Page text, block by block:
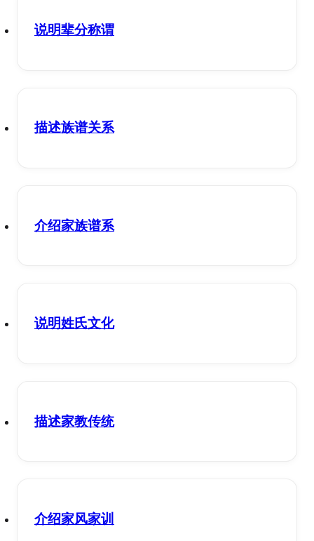
说明辈分称谓
描述族谱关系
介绍家族谱系
说明姓氏文化
描述家教传统
介绍家风家训